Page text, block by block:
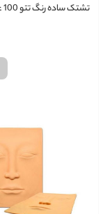
تشتک ساده رنگ تتو 100 عددی